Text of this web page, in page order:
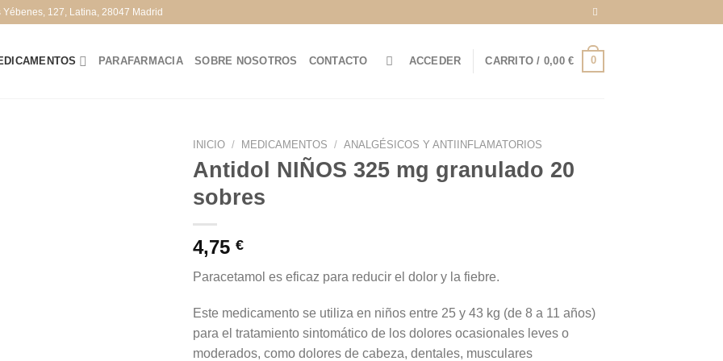
127, Latina, 28047 Madrid
PARAFARMACIA SOBRE NOSOTROS CONTACTO ACCEDER CARRITO / 0,00€ 0
INICIO / MEDICAMENTOS / ANALGÉSICOS Y ANTIINFLAMATORIOS
Antidol NIÑOS 325 mg granulado 20
sobres
4,75 €
Paracetamol es eficaz para reducir el dolor y la fiebre.
Este medicamento se utiliza en niños entre 25 y 43 kg (de 8 a 11 años)
para el tratamiento sintomático de los dolores ocasionales leves o
moderados, como dolores de cabeza, dentales, musculares